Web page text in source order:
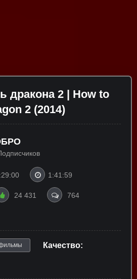
дракона 2 | How to
2 (2014)
1:41:59
24 431 764
Качество: